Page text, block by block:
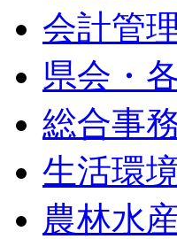
会計管
県会・
総合事
生活環
農林水